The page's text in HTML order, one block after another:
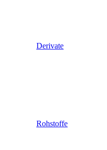
Derivate
Rohstoffe